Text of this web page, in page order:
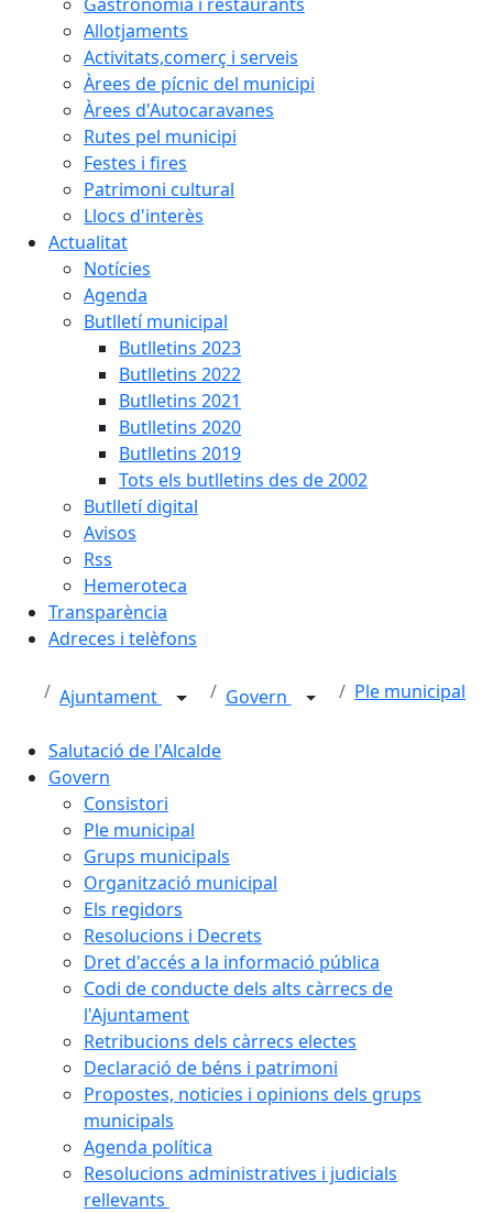
Allotjaments
Activitats,comerç i serveis
Àrees de pícnic del municipi
Àrees d'Autocaravanes
Rutes pel municipi
Festes i fires
Patrimoni cultural
Llocs d'interès
Actualitat
Notícies
Agenda
Butlletí municipal
Butlletins 2023
Butlletins 2022
Butlletins 2021
Butlletins 2020
Butlletins 2019
Tots els butlletins des de 2002
Butlletí digital
Avisos
Rss
Hemeroteca
Transparència
Adreces i telèfons
Ajuntament Govern Ple municipal
Salutació de l'Alcalde
Govern
Consistori
Ple municipal
Grups municipals
Organització municipal
Els regidors
Resolucions i Decrets
Dret d'accés a la informació pública
Codi de conducte dels alts càrrecs de
l'Ajuntament
Retribucions dels càrrecs electes
Declaració de béns i patrimoni
Propostes, noticies i opinions dels grups
municipals
Agenda política
Resolucions administratives i judicials
rellevants